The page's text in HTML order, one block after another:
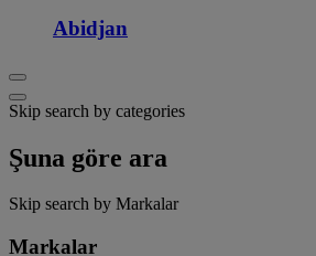
Abidjan
Skip search by categories
Şuna göre ara
Skip search by Markalar
Markalar